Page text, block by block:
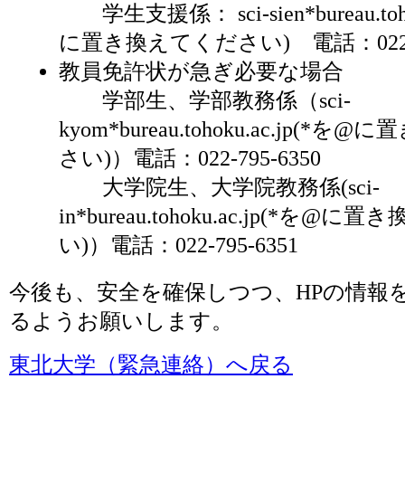
学生支援係： sci-
に置き換えてください) 電話：
教員免許状が急ぎ必要な場合
学部生、学部教務係（sci-
kyom*bureau.tohoku.ac.jp(*を@に
さい)）電話：022-795-6350
大学院生、大学院教務係(sci-
in*bureau.tohoku.ac.jp(*を@に置き
い)）電話：022-795-6351
今後も、安全を確保しつつ、HPの情報
るようお願いします。
東北大学（緊急連絡）へ戻る